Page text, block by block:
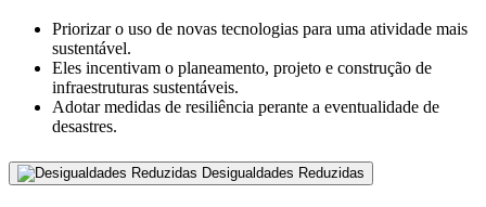
Priorizar o uso de novas tecnologias para uma atividade mais
sustentável.
Eles incentivam o planeamento, projeto e construção de
infraestruturas sustentáveis.
Adotar medidas de resiliência perante a eventualidade de
desastres.
Desigualdades Reduzidas